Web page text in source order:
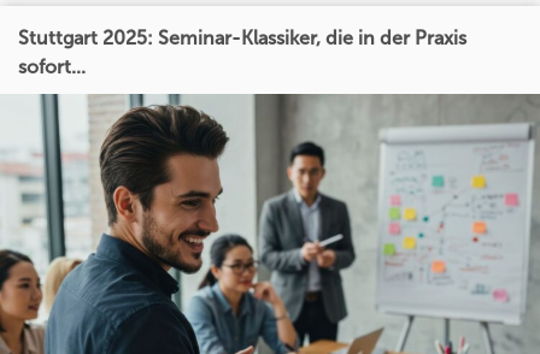
Stuttgart 2025: Seminar-Klassiker, die in der Praxis
sofort...